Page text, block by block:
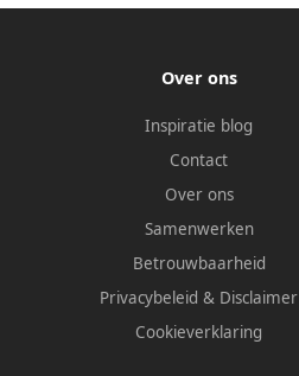
Over ons
Inspiratie blog
Contact
Over ons
Samenwerken
Betrouwbaarheid
Privacybeleid & Disclaimer
Cookieverklaring